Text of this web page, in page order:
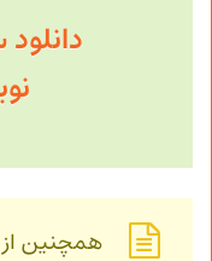
همچنین